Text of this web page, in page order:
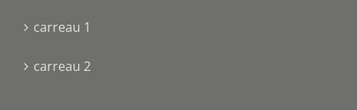
carreau 1
carreau 2